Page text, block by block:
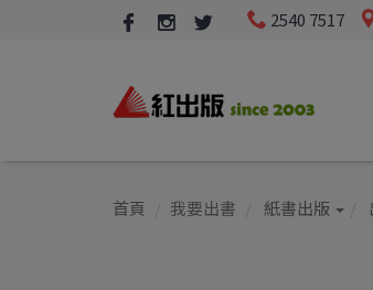
2540 7517
首頁 我要出書 紙書出版